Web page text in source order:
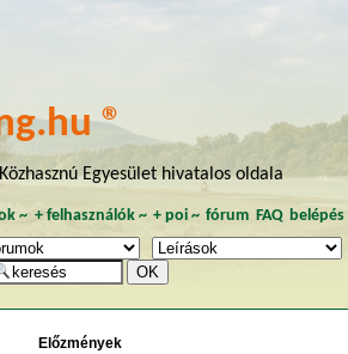
®
Egyesület hivatalos oldala
~ + felhasználók~ + poi~ fórum FAQ belépés
Előzmények